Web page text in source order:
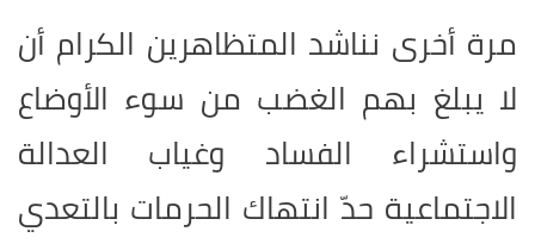
مرة أخرى نناشد المتظاهرين الكرام أن
لا يبلغ بهم الغضب من سوء الأوضاع
واستشراء الفساد وغياب العدالة
الاجتماعية حدّ انتهاك الحرمات بالتعدي